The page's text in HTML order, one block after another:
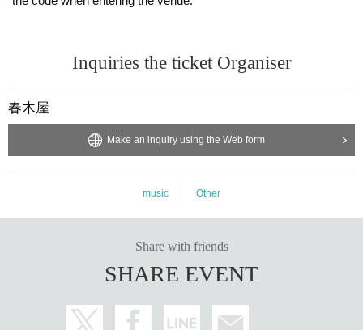
Inquiries the ticket Organiser
春木屋
Make an inquiry using the Web form
music Other
Share with friends
SHARE EVENT